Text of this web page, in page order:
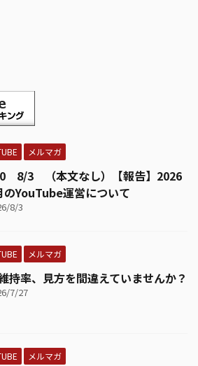
メルマガ
8/3 （本文なし）【報告】2026
のYouTube運営について
8/3
メルマガ
持率、見方を間違えていませんか？
7/27
メルマガ